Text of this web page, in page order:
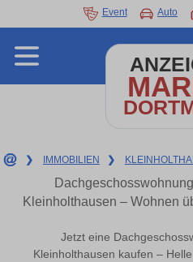
Event Auto
❯ IMMOBILIEN ❯
Kleinholthausen – Wohnen
Jetzt eine
Kleinholthausen kaufen –